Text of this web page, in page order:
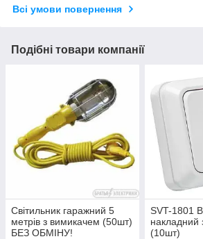
Всі умови повернення
Подібні товари компанії
Світильник гаражний 5
метрів з вимикачем (50шт)
БЕЗ ОБМІНУ!
SVT-1801
накладний
(10шт)